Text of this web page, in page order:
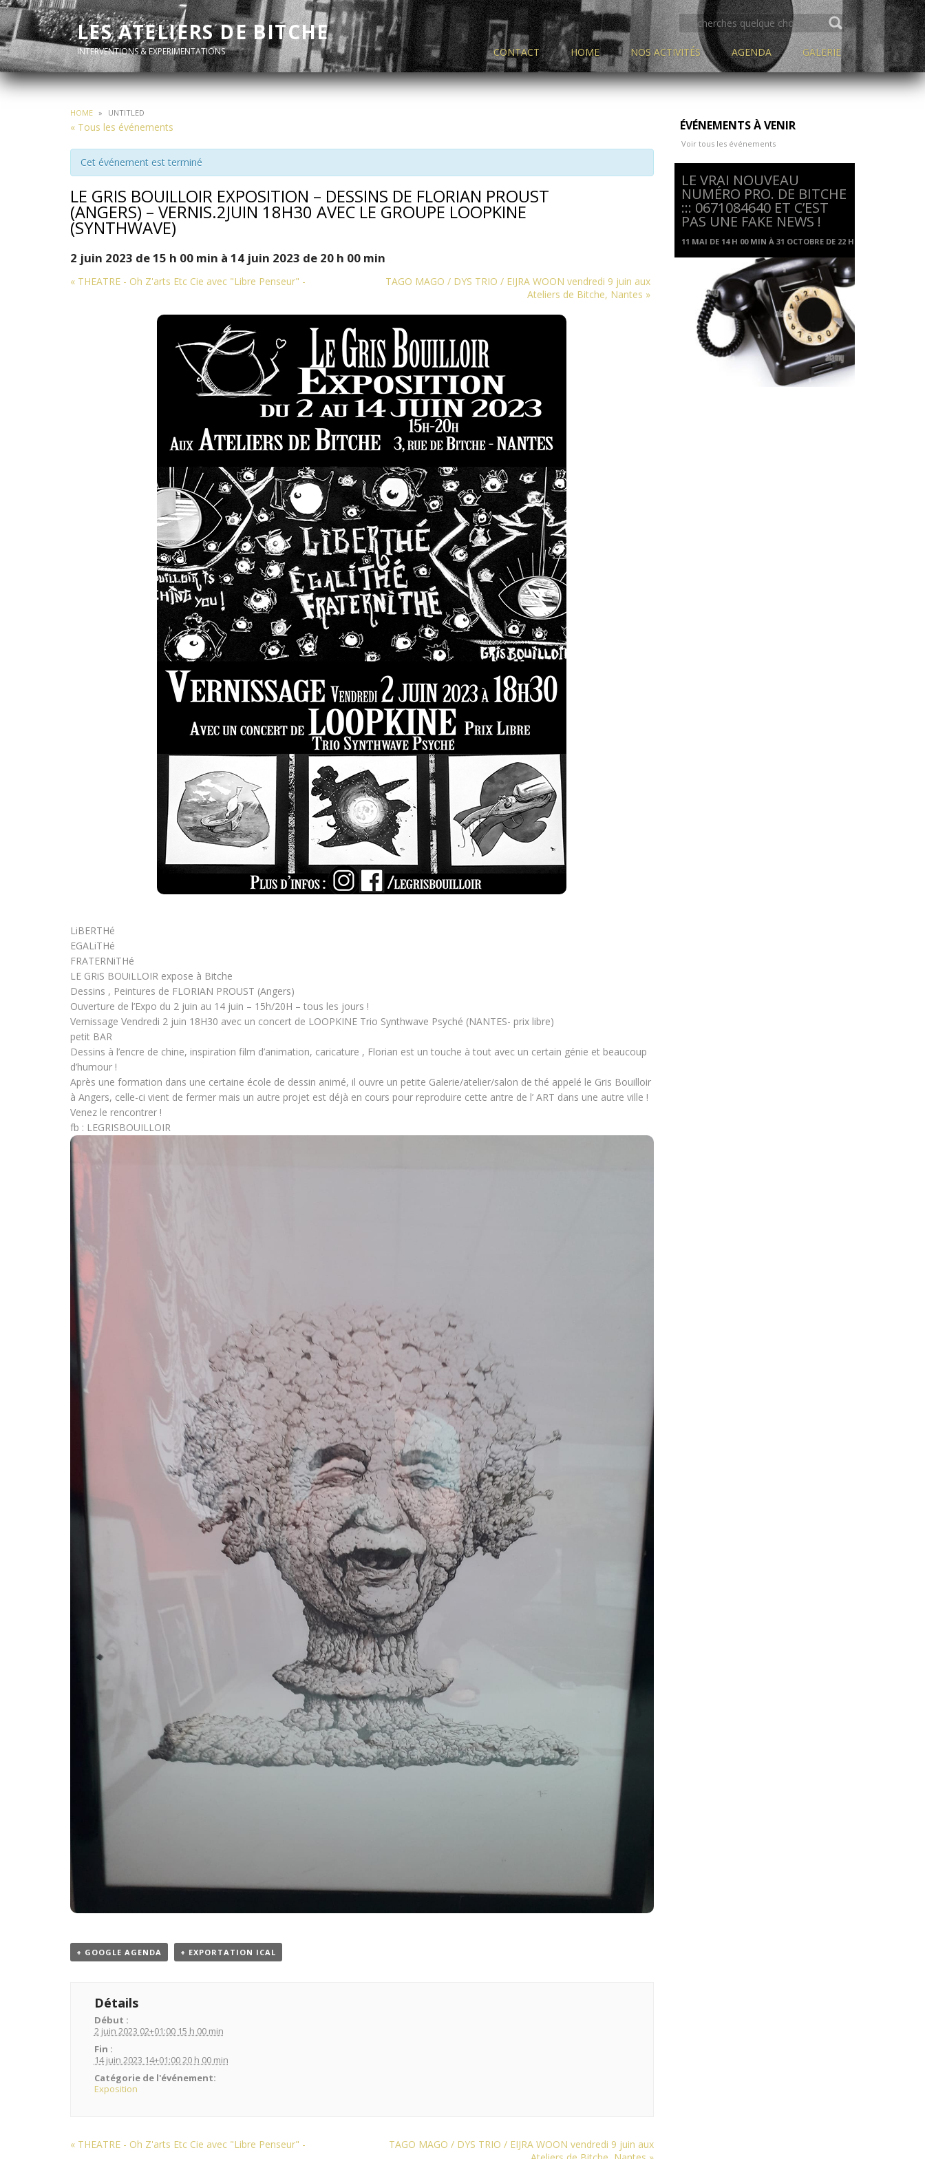
LES ATELIERS DE BITCHE
INTERVENTIONS & EXPERIMENTATIONS
SEARCH
FOR:
CONTACT
HOME NOS ACTIVITÉS AGENDA GALERIE
HOME » UNTITLED
« Tous les événements
Cet événement est terminé
LE GRIS BOUILLOIR EXPOSITION – DESSINS DE FLORIAN PROUST
(ANGERS) – VERNIS.2JUIN 18H30 AVEC LE GROUPE LOOPKINE
(SYNTHWAVE)
2 juin 2023 de 15 h 00 min à 14 juin 2023 de 20 h 00 min
Navigation
« THEATRE - Oh Z'arts Etc Cie avec "Libre Penseur" -
TAGO MAGO / DYS TRIO / EIJRA WOON vendredi 9 juin aux
Ateliers de Bitche, Nantes »
LiBERTHé
EGALiTHé
FRATERNiTHé
LE GRiS BOUiLLOIR expose à Bitche
Dessins , Peintures de FLORIAN PROUST (Angers)
Ouverture de l’Expo du 2 juin au 14 juin – 15h/20H – tous les jours !
Vernissage Vendredi 2 juin 18H30 avec un concert de LOOPKINE Trio Synthwave Psyché (NANTES- prix libre)
petit BAR
Dessins à l’encre de chine, inspiration film d’animation, caricature , Florian est un touche à tout avec un certain génie et beaucoup
d’humour !
Après une formation dans une certaine école de dessin animé, il ouvre un petite Galerie/atelier/salon de thé appelé le Gris Bouilloir
à Angers, celle-ci vient de fermer mais un autre projet est déjà en cours pour reproduire cette antre de l’ ART dans une autre ville !
Venez le rencontrer !
fb : LEGRISBOUILLOIR
+ GOOGLE AGENDA + EXPORTATION ICAL
Détails
Début :
2 juin 2023 02+01:00 15 h 00 min
Fin :
14 juin 2023 14+01:00 20 h 00 min
Catégorie de l'événement:
Exposition
Navigation
« THEATRE - Oh Z'arts Etc Cie avec "Libre Penseur" -
TAGO MAGO / DYS TRIO / EIJRA WOON vendredi 9 juin aux
ÉVÉNEMENTS À VENIR
Voir tous les événements
LE VRAI NOUVEAU
NUMÉRO PRO. DE BITCHE
::: 0671084640 ET C’EST
PAS UNE FAKE NEWS !
11 MAI DE 14 H 00 MIN À 31 OCTOBRE DE 22 H 00 MIN